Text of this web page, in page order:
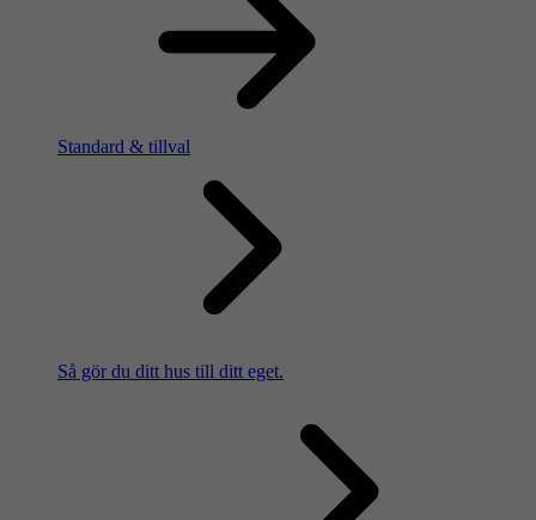
Standard & tillval
Så gör du ditt hus till ditt eget.